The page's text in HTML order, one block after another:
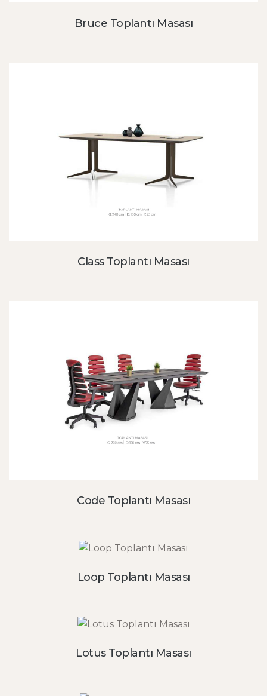
Bruce Toplantı Masası
Class Toplantı Masası
Code Toplantı Masası
Loop Toplantı Masası
Lotus Toplantı Masası